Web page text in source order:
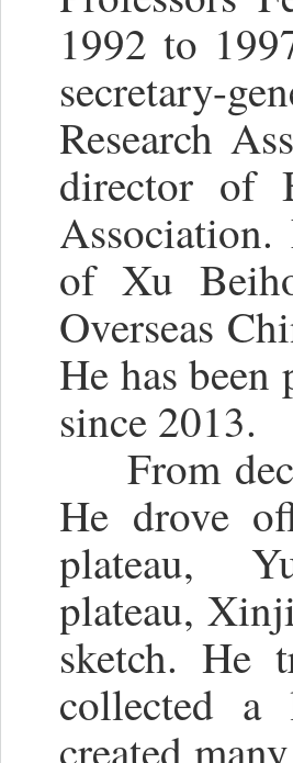
1992 to
secretary-
Research
director of
of Xu
Overseas
He has
since 2013.
From
He drove
plateau,
plateau,
sketch. He
collected a
created